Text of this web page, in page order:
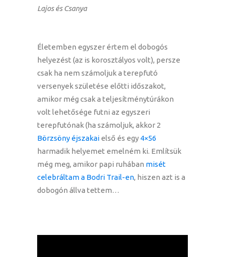
Lajos és Csanya
Életemben egyszer értem el dobogós
helyezést (az is korosztályos volt), persze
csak ha nem számoljuk a terepfutó
versenyek születése előtti időszakot,
amikor még csak a teljesítménytúrákon
volt lehetősége futni az egyszeri
terepfutónak (ha számoljuk, akkor 2
Börzsöny éjszakai első és egy 4×56
harmadik helyemet emelném ki. Említsük
még meg, amikor papi ruhában misét
celebráltam a Bodri Trail-en, hiszen azt is a
dobogón állva tettem…